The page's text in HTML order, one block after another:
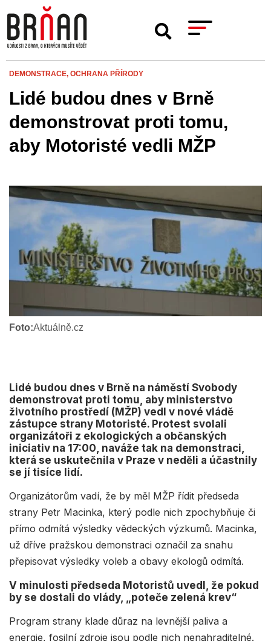
DEMONSTRACE, OCHRANA PŘÍRODY
Lidé budou dnes v Brně
demonstrovat proti tomu,
aby Motoristé vedli MŽP
Foto:Aktuálně.cz
Lidé budou dnes v Brně na náměstí Svobody
demonstrovat proti tomu, aby ministerstvo
životního prostředí (MŽP) vedl v nové vládě
zástupce strany Motoristé. Protest svolali
organizátoři z ekologických a občanských
iniciativ na 17:00, naváže tak na demonstraci,
která se uskutečnila v Praze v neděli a účastnily
se jí tisíce lidí.
Organizátorům vadí, že by měl MŽP řídit předseda
strany Petr Macinka, který podle nich zpochybňuje či
přímo odmítá výsledky vědeckých výzkumů. Macinka,
už dříve pražskou demonstraci označil za snahu
přepisovat výsledky voleb a obavy ekologů odmítá.
V minulosti předseda Motoristů uvedl, že pokud
by se dostali do vlády, „poteče zelená krev“
Program strany klade důraz na levnější paliva a
energie, fosilní zdroje jsou podle nich nenahraditelné.